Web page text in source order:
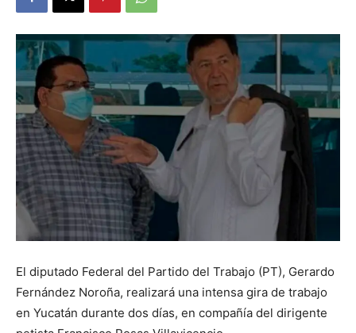
El diputado Federal del Partido del Trabajo (PT), Gerardo
Fernández Noroña, realizará una intensa gira de trabajo
en Yucatán durante dos días, en compañía del dirigente